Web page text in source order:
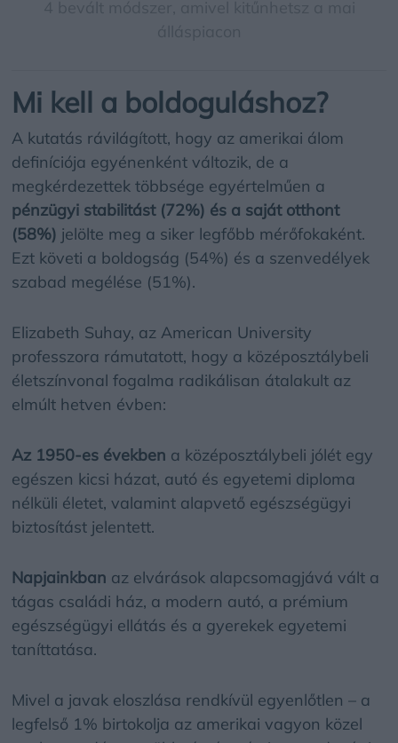
Mi kell a boldoguláshoz?
A kutatás rávilágított, hogy az amerikai álom
definíciója egyénenként változik, de a
megkérdezettek többsége egyértelműen a
pénzügyi stabilitást (72%) és a saját otthont
(58%) jelölte meg a siker legfőbb mérőfokaként.
Ezt követi a boldogság (54%) és a szenvedélyek
szabad megélése (51%).
Elizabeth Suhay, az American University
professzora rámutatott, hogy a középosztálybeli
életszínvonal fogalma radikálisan átalakult az
elmúlt hetven évben:
Az 1950-es években a középosztálybeli jólét egy
egészen kicsi házat, autó és egyetemi diploma
nélküli életet, valamint alapvető egészségügyi
biztosítást jelentett.
Napjainkban az elvárások alapcsomagjává vált a
tágas családi ház, a modern autó, a prémium
egészségügyi ellátás és a gyerekek egyetemi
taníttatása.
Mivel a javak eloszlása rendkívül egyenlőtlen – a
legfelső 1% birtokolja az amerikai vagyon közel